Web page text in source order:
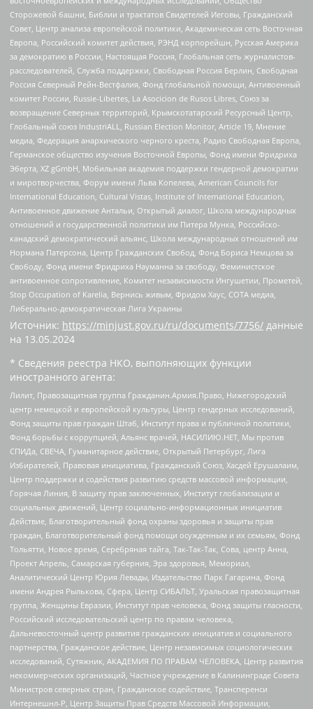
Сторожевой башни, Библии и трактатов Свидетелей Иеговы, Гражданский
Совет, Центр анализа европейской политики, Академическая сеть Восточная
Европа, Российский комитет действия, РЭНД корпорейшн, Русская Америка
за демократию в России, Настоящая Россия, Глобальная сеть журналистов-
расследователей, Служба поддержки, Свободная Россия Берлин, Свободная
Россия Северный Рейн-Вестфалия, Фонд глобальной помощи, Антивоенный
комитет России, Russie-Libertes, La Asocicion de Rusos Libres, Союз за
возвращение Северных территорий, Крымскотатарский Ресурсный Центр,
Глобальный союз IndustriALL, Russian Election Monitor, Article 19, Мнение
медиа, Федерация анархического черного креста, Радио Свободная Европа,
Германское общество изучения Восточной Европы, Фонд имени Фридриха
Эберта, XZ gGmbH, Мобильная академия поддержки гендерной демократии
и миротворчества, Форум имени Льва Копелева, American Councils for
International Education, Cultural Vistas, Institute of International Education,
Антивоенное движение Антальи, Открытый диалог, Школа международных
отношений и государственной политики им Питера Мунка, Российско-
канадский демократический альянс, Школа международных отношений им
Нормана Патерсона, Центр Гражданских Свобод, Фонд Бориса Немцова за
Свободу, Фонд имени Фридриха Науманна за свободу, Феминистское
антивоенное сопротивление, Комитет независимости Ингушетии, Прометей,
Stop Occupation of Karelia, Вернись живым, Фридом Хаус, СОТА медиа,
Либерально-демократическая Лига Украины
Источник: https://minjust.gov.ru/ru/documents/7756/ данные
на 13.05.2024
* Сведения реестра НКО, выполняющих функции
иностранного агента:
Лилит, Правозащитная группа Гражданин.Армия.Право, Нижегородский
центр немецкой и европейской культуры, Центр гендерных исследований,
Фонд защиты прав граждан Штаб, Институт права и публичной политики,
Фонд борьбы с коррупцией, Альянс врачей, НАСИЛИЮ.НЕТ, Мы против
СПИДа, СВЕЧА, Гуманитарное действие, Открытый Петербург, Лига
Избирателей, Правовая инициатива, Гражданский Союз, Хасдей Ерушалаим,
Центр поддержки и содействия развитию средств массовой информации,
Горячая Линия, В защиту прав заключенных, Институт глобализации и
социальных движений, Центр социально-информационных инициатив
Действие, Благотворительный фонд охраны здоровья и защиты прав
граждан, Благотворительный фонд помощи осужденным и их семьям, Фонд
Тольятти, Новое время, Серебряная тайга, Так-Так-Так, Сова, центр Анна,
Проект Апрель, Самарская губерния, Эра здоровья, Мемориал,
Аналитический Центр Юрия Левады, Издательство Парк Гагарина, Фонд
имени Андрея Рылькова, Сфера, Центр СИБАЛЬТ, Уральская правозащитная
группа, Женщины Евразии, Институт прав человека, Фонд защиты гласности,
Российский исследовательский центр по правам человека,
Дальневосточный центр развития гражданских инициатив и социального
партнерства, Гражданское действие, Центр независимых социологических
исследований, Сутяжник, АКАДЕМИЯ ПО ПРАВАМ ЧЕЛОВЕКА, Центр развития
некоммерческих организаций, Частное учреждение в Калининграде Совета
Министров северных стран, Гражданское содействие, Трансперенси
Интернешнл-Р, Центр Защиты Прав Средств Массовой Информации,